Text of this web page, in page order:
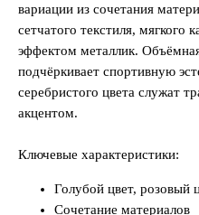
вариации из сочетания
сетчатого текстиля, мягкого
эффектом металлик.
подчёркивает спортивную
серебристого цвета служат
акцентом.
Ключевые характеристики:
Голубой цвет, розовый
Сочетание материалов